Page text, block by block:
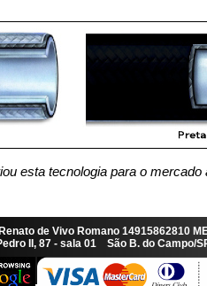
esta tecnologia para o
de Vivo Romano
II, 87 - sala 01 São B. do